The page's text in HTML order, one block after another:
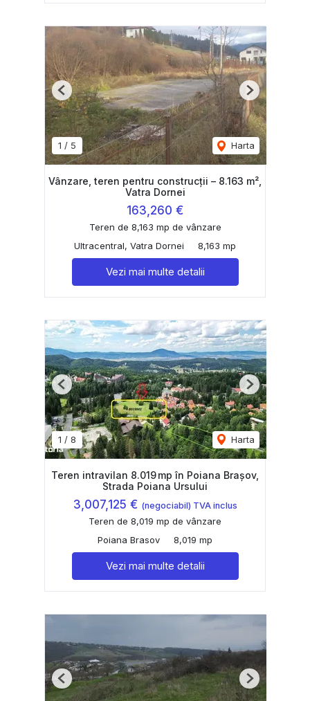
1 / 5 Harta
Previous Next
Vânzare, teren pentru construcții – 8.163 m²,
Vatra Dornei
163,260 €
Teren de 8,163 mp de vânzare
Ultracentral, Vatra Dornei
8,163 mp
Vezi mai multe detalii
1 / 8 Harta
Previous Next
Teren intravilan 8.019 mp în Poiana Brașov,
Strada Poiana Ursului
3,007,125 € (negociabil) TVA inclus
Teren de 8,019 mp de vânzare
Poiana Brasov
8,019 mp
Vezi mai multe detalii
Previous Next